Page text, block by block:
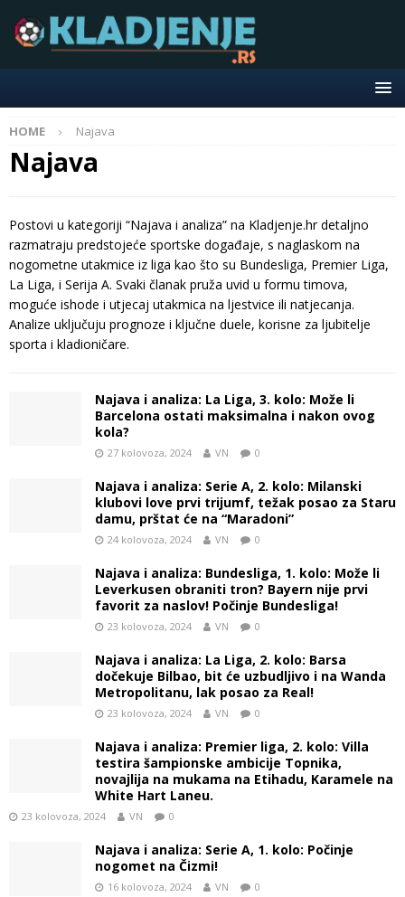
HOME Najava
Najava
Postovi u kategoriji “Najava i analiza” na Kladjenje.hr detaljno
razmatraju predstojeće sportske događaje, s naglaskom na
nogometne utakmice iz liga kao što su Bundesliga, Premier Liga,
La Liga, i Serija A. Svaki članak pruža uvid u formu timova,
moguće ishode i utjecaj utakmica na ljestvice ili natjecanja.
Analize uključuju prognoze i ključne duele, korisne za ljubitelje
sporta i kladioničare.
Najava i analiza: La Liga, 3. kolo: Može li
Barcelona ostati maksimalna i nakon ovog
kola?
27 kolovoza, 2024 VN 0
Najava i analiza: Serie A, 2. kolo: Milanski
klubovi love prvi trijumf, težak posao za Staru
damu, prštat će na “Maradoni”
24 kolovoza, 2024 VN 0
Najava i analiza: Bundesliga, 1. kolo: Može li
Leverkusen obraniti tron? Bayern nije prvi
favorit za naslov! Počinje Bundesliga!
23 kolovoza, 2024 VN 0
Najava i analiza: La Liga, 2. kolo: Barsa
dočekuje Bilbao, bit će uzbudljivo i na Wanda
Metropolitanu, lak posao za Real!
23 kolovoza, 2024 VN 0
Najava i analiza: Premier liga, 2. kolo: Villa
testira šampionske ambicije Topnika,
novajlija na mukama na Etihadu, Karamele na
White Hart Laneu.
23 kolovoza, 2024 VN 0
Najava i analiza: Serie A, 1. kolo: Počinje
nogomet na Čizmi!
16 kolovoza, 2024 VN 0